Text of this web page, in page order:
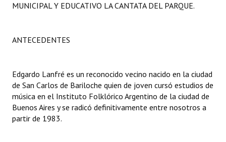
LEGISLACIÓN
Carta Orgánica 2007
Reglamento Interno
Digesto
MUNICIPAL Y EDUCATIVO LA CANTATA DEL PARQUE.
ANTECEDENTES
Edgardo Lanfré es un reconocido vecino nacido en la ciudad
de San Carlos de Bariloche quien de joven cursó estudios de
música en el Instituto Folklórico Argentino de la ciudad de
Buenos Aires y se radicó definitivamente entre nosotros a
partir de 1983.